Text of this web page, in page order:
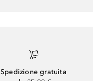
Spedizione gratuita